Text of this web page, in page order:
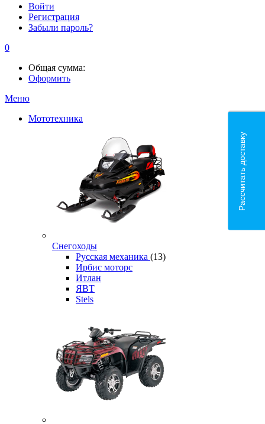
Войти
Регистрация
Забыли пароль?
0
Общая сумма:
Оформить
Меню
Мототехника
Снегоходы
Русская механика (13)
Ирбис моторс
Итлан
ЯВТ
Stels
Рассчитать доставку